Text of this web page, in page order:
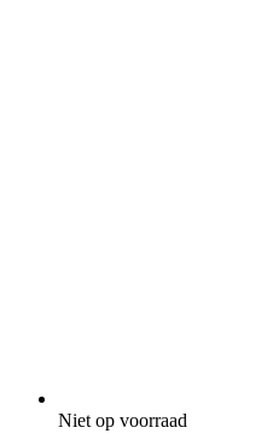
Niet op voorraad